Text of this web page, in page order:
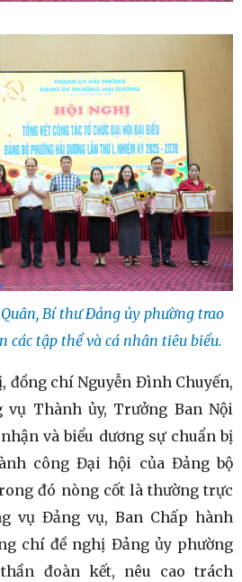
Bí thư Đảng ủy phường trao
các tập thể và cá nhân tiêu biểu.
đồng chí Nguyễn Đình Chuyến,
vụ Thành ủy, Trưởng Ban Nội
và biểu dương sự chuẩn bị
công Đại hội của Đảng bộ
đó nòng cốt là thường trực
vụ Đảng vụ, Ban Chấp hành
chí đề nghị Đảng ủy phường
đoàn kết, nêu cao trách